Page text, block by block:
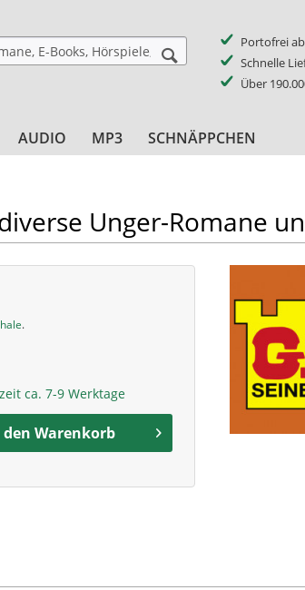
Portofrei
Schnelle
Über
AUDIO MP3 SCHNÄPPCHEN
Unger-Romane
.
ca. 7-9 Werktage
den Warenkorb